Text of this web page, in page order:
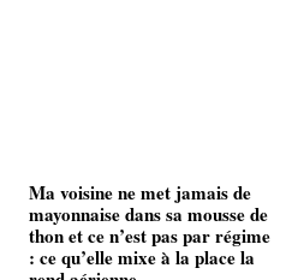
Ma voisine ne met jamais de
mayonnaise dans sa mousse de
thon et ce n’est pas par régime
: ce qu’elle mixe à la place la